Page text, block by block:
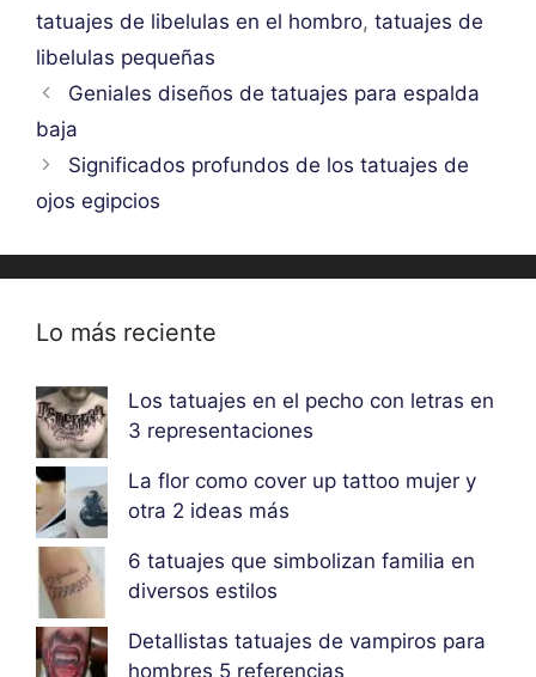
tatuajes de libelulas en el hombro, tatuajes de
libelulas pequeñas
Geniales diseños de tatuajes para espalda
baja
Significados profundos de los tatuajes de
ojos egipcios
Lo más reciente
Los tatuajes en el pecho con letras en
3 representaciones
La flor como cover up tattoo mujer y
otra 2 ideas más
6 tatuajes que simbolizan familia en
diversos estilos
Detallistas tatuajes de vampiros para
hombres 5 referencias